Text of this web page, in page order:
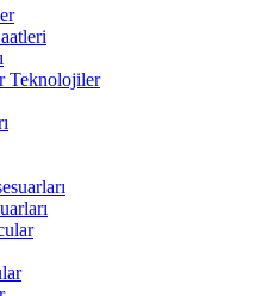
Teknolojiler